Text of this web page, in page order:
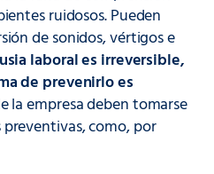
ruidosos. Pueden
de sonidos, vértigos e
laboral es irreversible,
de prevenirlo es
la empresa deben tomarse
como, por